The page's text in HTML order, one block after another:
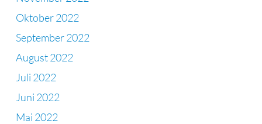
Oktober 2022
September 2022
August 2022
Juli 2022
Juni 2022
Mai 2022